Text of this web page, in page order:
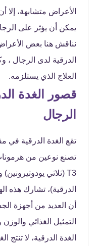
الأعراض متشابهة، إلا
يمكن أن يؤثر على
نناقش هنا بعض
الدرقية لدى الرجال
العلاج الذي يستلزمه.
قصور الغدة
الرجال
تقع الغدة الدرقية في
تصنع نوعين من
الدرقية)، تشارك هذه
أن العديد من أجهزة
التمثيل الغذائي
الغدة الدرقية، لا تنتج